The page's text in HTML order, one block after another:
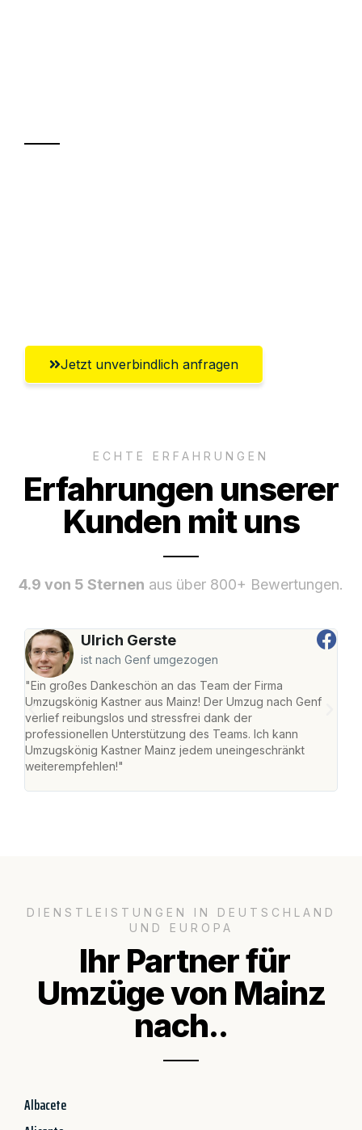
Jetzt unverbindlich anfragen
ECHTE ERFAHRUNGEN
Erfahrungen unserer
Kunden mit uns
4.9 von 5 Sternen aus über 800+ Bewertungen.
Ulrich Gerste
ist nach Genf umgezogen
"Ein großes Dankeschön an das Team der Firma
Umzugskönig Kastner aus Mainz! Der Umzug nach Genf
verlief reibungslos und stressfrei dank der
professionellen Unterstützung des Teams. Ich kann
Umzugskönig Kastner Mainz jedem uneingeschränkt
weiterempfehlen!"
DIENSTLEISTUNGEN IN DEUTSCHLAND
UND EUROPA
Ihr Partner für
Umzüge von Mainz
nach..
Albacete